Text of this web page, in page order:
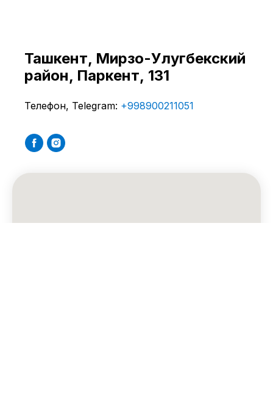
Ташкент, ​Мирзо-Улугбекский
район, Паркент, 131
Телефон, Telegram: +998900211051